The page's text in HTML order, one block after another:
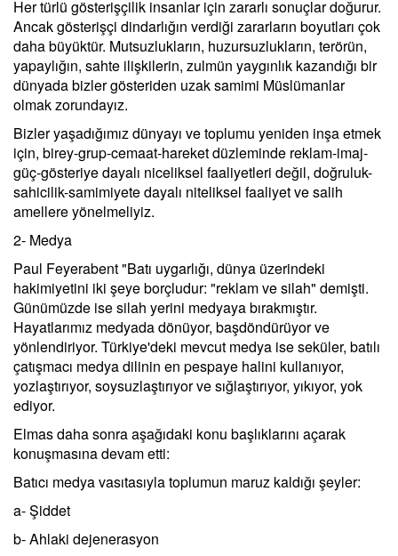
Her türlü gösterişçilik insanlar için zararlı sonuçlar doğurur.
Ancak gösterişçi dindarlığın verdiği zararların boyutları çok
daha büyüktür. Mutsuzlukların, huzursuzlukların, terörün,
yapaylığın, sahte ilişkilerin, zulmün yaygınlık kazandığı bir
dünyada bizler gösteriden uzak samimi Müslümanlar
olmak zorundayız.
Bizler yaşadığımız dünyayı ve toplumu yeniden inşa etmek
için, birey-grup-cemaat-hareket düzleminde reklam-imaj-
güç-gösteriye dayalı niceliksel faaliyetleri değil, doğruluk-
sahicilik-samimiyete dayalı niteliksel faaliyet ve salih
amellere yönelmeliyiz.
2- Medya
Paul Feyerabent "Batı uygarlığı, dünya üzerindeki
hakimiyetini iki şeye borçludur: "reklam ve silah" demişti.
Günümüzde ise silah yerini medyaya bırakmıştır.
Hayatlarımız medyada dönüyor, başdöndürüyor ve
yönlendiriyor. Türkiye'deki mevcut medya ise seküler, batılı
çatışmacı medya dilinin en pespaye halini kullanıyor,
yozlaştırıyor, soysuzlaştırıyor ve sığlaştırıyor, yıkıyor, yok
ediyor.
Elmas daha sonra aşağıdaki konu başlıklarını açarak
konuşmasına devam etti:
Batıcı medya vasıtasıyla toplumun maruz kaldığı şeyler:
a- Şiddet
b- Ahlaki dejenerasyon